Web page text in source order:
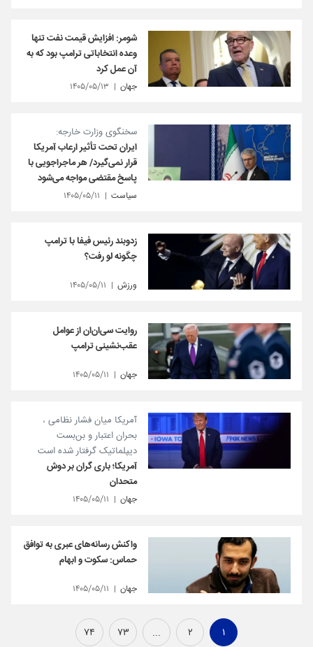
شومر: افزایش قیمت نفت تنها
وعده انتخاباتی ترامپ بود که به
آن عمل کرد
جهان ۱۴۰۵/۰۵/۱۳
سخنگوی وزارت خارجه:
ایران تحت تأثیر ارعاب آمریکا
قرار نمی‌گیرد/ هر ماجراجویی با
پاسخ مقتضی مواجه می‌شود
سیاست ۱۴۰۵/۰۵/۱۱
زدوبند رئیس فیفا با ترامپ
چگونه لو رفت؟
ورزش ۱۴۰۵/۰۵/۱۱
روایت سی‌ان‌ان از عوامل
عقب‌نشینی ترامپ
جهان ۱۴۰۵/۰۵/۱۱
آمریکا میان فشار نظامی ،
بحران اعتبار و بن‌بست
دیپلماتیک گرفتار شده است
آمریکا؛ باری گران بر دوش
متحدان
جهان ۱۴۰۵/۰۵/۱۱
واکنش رسانه‌های عبری به توافق
حماس: سکوت و ابهام
جهان ۱۴۰۵/۰۵/۱۱
۱ ۲ ... ۷۳ ۷۴